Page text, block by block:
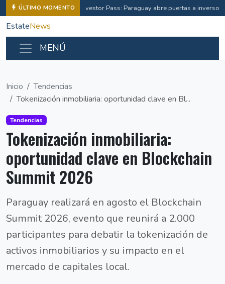
ÚLTIMO MOMENTO Investor Pass: Paraguay abre puertas a
EstateNews
MENÚ
Inicio
Tendencias
Tokenización inmobiliaria: oportunidad clave en Bl...
Tendencias
Tokenización inmobiliaria:
oportunidad clave en Blockchain
Summit 2026
Paraguay realizará en agosto el Blockchain
Summit 2026, evento que reunirá a 2.000
participantes para debatir la tokenización de
activos inmobiliarios y su impacto en el
mercado de capitales local.